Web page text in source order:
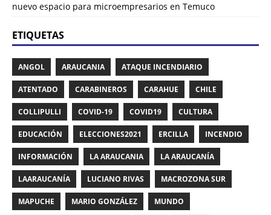
nuevo espacio para microempresarios en Temuco
ETIQUETAS
ANGOL ARAUCANIA ATAQUE INCENDIARIO
ATENTADO CARABINEROS CARAHUE CHILE
COLLIPULLI COVID-19 COVID19 CULTURA
EDUCACIÓN ELECCIONES2021 ERCILLA INCENDIO
INFORMACIÓN LA ARAUCANIA LA ARAUCANÍA
LAARAUCANÍA LUCIANO RIVAS MACROZONA SUR
MAPUCHE MARIO GONZÁLEZ MUNDO